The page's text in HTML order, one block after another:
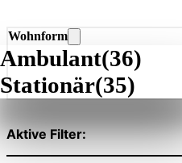
Wohnform
Ambulant(36)
Stationär(35)
Aktive Filter: